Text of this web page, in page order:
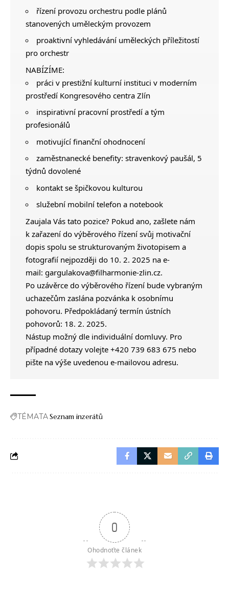
řízení provozu orchestru podle plánů
stanovených uměleckým provozem
proaktivní vyhledávání uměleckých příležitostí
pro orchestr
NABÍZÍME:
práci v prestižní kulturní instituci v moderním
prostředí Kongresového centra Zlín
inspirativní pracovní prostředí a tým
profesionálů
motivující finanční ohodnocení
zaměstnanecké benefity: stravenkový paušál, 5
týdnů dovolené
kontakt se špičkovou kulturou
služební mobilní telefon a notebook
Zaujala Vás tato pozice? Pokud ano, zašlete nám
k zařazení do výběrového řízení svůj motivační
dopis spolu se strukturovaným životopisem a
fotografií nejpozději do 10. 2. 2025 na e-
mail: gargulakova@filharmonie-zlin.cz.
Po uzávěrce do výběrového řízení bude vybraným
uchazečům zaslána pozvánka k osobnímu
pohovoru. Předpokládaný termín ústních
pohovorů: 18. 2. 2025.
Nástup možný dle individuální domluvy. Pro
případné dotazy volejte +420 739 683 675 nebo
pište na výše uvedenou e-mailovou adresu.
TÉMATASeznam inzerátů
0
Ohodnoťte článek